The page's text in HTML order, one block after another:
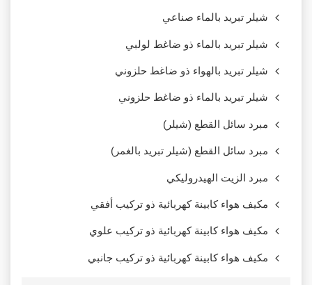
شيلر تبريد بالماء صناعي
شيلر تبريد بالماء ذو ضاغط لولبي
شيلر تبريد بالهواء ذو ضاغط حلزوني
شيلر تبريد بالماء ذو ضاغط حلزوني
مبرد سائل القطع (شيلر)
مبرد سائل القطع (شيلر تبريد بالغمر)
مبرد الزيت الهيدروليكي
مكيف هواء كابينة كهربائية ذو تركيب أفقي
مكيف هواء كابينة كهربائية ذو تركيب علوي
مكيف هواء كابينة كهربائية ذو تركيب جانبي